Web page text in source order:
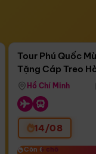
Còn04 ngày 11:59:42
Tặng Cáp Treo Hòn
Tour Phú Quốc
Tặng Cáp Treo
Hôn - Công Viên
Hồ Chí Minh
14/08
Còn 6 chỗ
Còn 6 chỗ